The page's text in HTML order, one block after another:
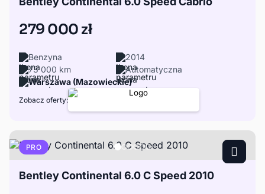
279 000 zł
Benzyna
2014
73 000 km
Automatyczna
Warszawa (Mazowieckie)
Zobacz oferty:
PRO
Bentley Continental 6.0 C Speed 2010